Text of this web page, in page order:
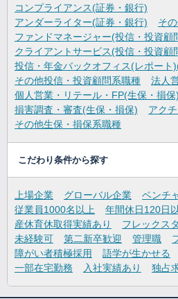
コンプライアンス(証券・銀行)
アンダーライター(証券・銀行)
そ
ファンドマネージャー(投信・投資顧
クライアントサービス(投信・投資顧
投信・年金バックオフィス(レポート
その他投信・投資顧問系職種
法人
個人営業・リテール・FP(生保・損保)
損害調査・審査(生保・損保)
アク
その他生保・損保系職種
こだわり条件から探す
上場企業 グローバル企業 ベンチ
従業員1000名以上
年間休日120日
産休育休取得実績あり
フレックス
未経験可
第二新卒歓迎 管理職
障がい者積極採用
語学が生かせる
一部在宅勤務
入社実績あり 独占